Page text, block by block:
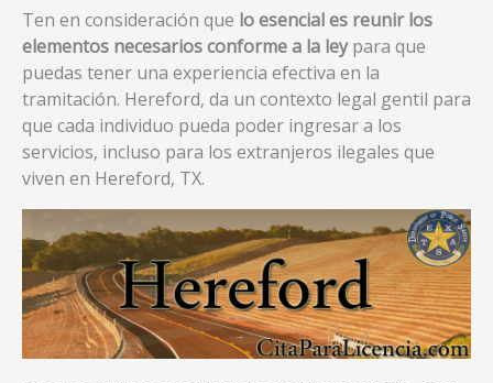
Ten en consideración que lo esencial es reunir los
elementos necesarios conforme a la leypara que
puedas tener una experiencia efectiva en la
tramitación. Hereford, da un contexto legal gentil para
que cada individuo pueda poder ingresar a los
servicios, incluso para los extranjeros ilegales que
viven en Hereford, TX.